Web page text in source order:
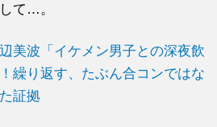
て…。
美波「イケメン男子との深夜飲
繰り返す、たぶん合コンではな
証拠